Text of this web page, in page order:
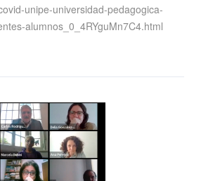
unipe-universidad-pedagogica-
alumnos_0_4RYguMn7C4.html